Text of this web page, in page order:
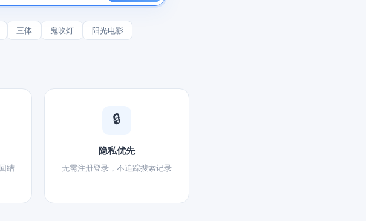
三体 鬼吹灯 阳光电影
结
🔒
隐私优先
无需注册登录，不追踪搜索记录